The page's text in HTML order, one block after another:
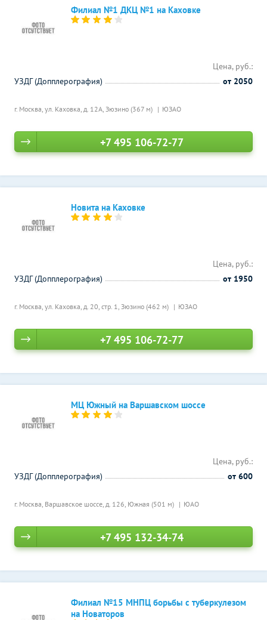
Филиал №1 ДКЦ №1 на Каховке
г. Москва, ул. Каховка, д. 12А, Зюзино (367 м) ЮЗАО
Цена, руб.:
УЗДГ (Допплерография)
от 2050
+7 495 106-72-77
Новита на Каховке
г. Москва, ул. Каховка, д. 20, стр. 1, Зюзино (462 м) ЮЗАО
Цена, руб.:
УЗДГ (Допплерография)
от 1950
+7 495 106-72-77
МЦ Южный на Варшавском шоссе
г. Москва, Варшавское шоссе, д. 126, Южная (501 м) ЮАО
Цена, руб.:
УЗДГ (Допплерография)
от 600
+7 495 132-34-74
Филиал №15 МНПЦ борьбы с туберкулезом
на Новаторов